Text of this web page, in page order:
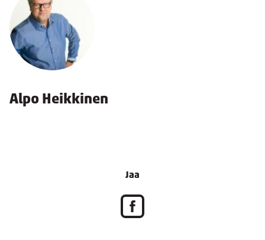
Alpo Heikkinen
Jaa